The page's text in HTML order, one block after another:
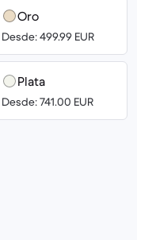
Oro
Desde: 499.99 EUR
Plata
Desde: 741.00 EUR